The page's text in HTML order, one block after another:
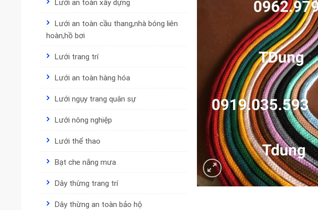
Lưới an toàn xây dựng
Lưới an toàn cầu thang,nhà bóng liên
hoàn,hồ bơi
Lưới trang trí
Lưới an toàn hàng hóa
Lưới ngụy trang quân sự
Lưới nông nghiệp
Lưới thể thao
Bạt che nắng mưa
Dây thừng trang trí
Dây thừng an toàn bảo hộ